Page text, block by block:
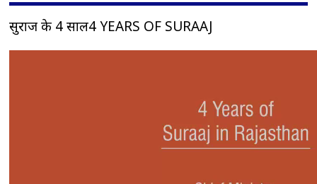
सुराज के 4 साल4 YEARS OF SURAAJ